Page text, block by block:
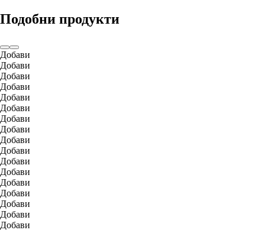
Подобни продукти
Добави
Добави
Добави
Добави
Добави
Добави
Добави
Добави
Добави
Добави
Добави
Добави
Добави
Добави
Добави
Добави
Добави